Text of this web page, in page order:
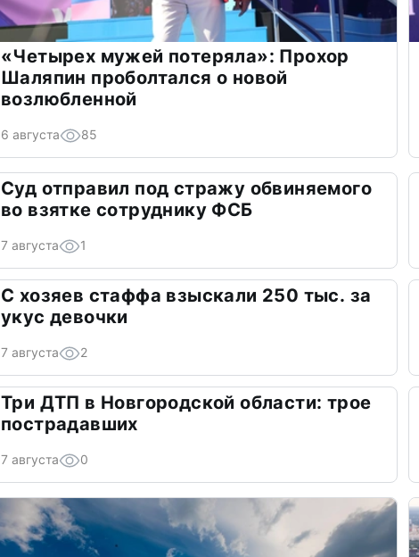
«Четырех мужей потеряла»: Прохор
Шаляпин проболтался о новой
возлюбленной
6 августа 85
Суд отправил под стражу обвиняемого
во взятке сотруднику ФСБ
7 августа 1
С хозяев стаффа взыскали 250 тыс. за
укус девочки
7 августа 2
Три ДТП в Новгородской области: трое
пострадавших
7 августа 0